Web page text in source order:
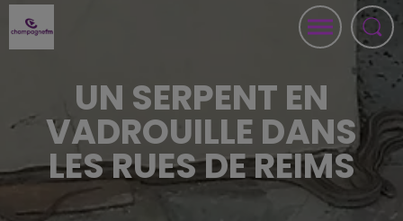
UN SERPENT EN
VADROUILLE DANS
LES RUES DE REIMS